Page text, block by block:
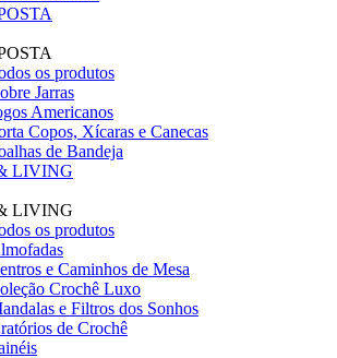
os produtos
Jarras
Americanos
Copos, Xícaras e Canecas
de Bandeja
LIVING
LIVING
os produtos
e Caminhos de Mesa
Crochê Luxo
e Filtros dos Sonhos
de Crochê